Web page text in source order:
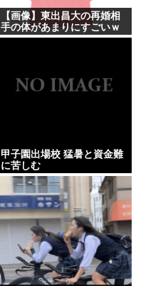
【画像】東出昌大の再婚相
手の体があまりにすごいｗ
ｗｗ
甲子園出場校 猛暑と資金難
に苦しむ